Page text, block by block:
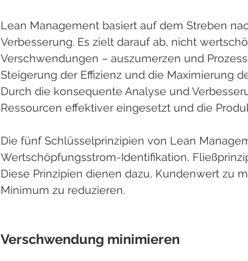
Lean Management basiert auf dem Streben
Verbesserung. Es zielt darauf ab, nicht
Verschwendungen – auszumerzen und
Steigerung der Effizienz und die Maximierung
Durch die konsequente Analyse und
Ressourcen effektiver eingesetzt und die
Die fünf Schlüsselprinzipien von Lean
Wertschöpfungsstrom-Identifikation,
Diese Prinzipien dienen dazu, Kundenwert zu
Minimum zu reduzieren.
Verschwendung minimieren